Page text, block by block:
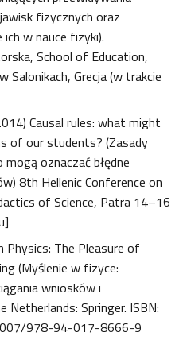
fizycznych oraz
w nauce fizyki).
School of Education,
Grecja (w trakcie
Causal rules: what might
of our students? (Zasady
oznaczać błędne
8th Hellenic Conference on
of Science, Patra 14–16
Physics: The Pleasure of
(Myślenie w fizyce:
wniosków i
Netherlands: Springer. ISBN:
978-94-017-8666-9